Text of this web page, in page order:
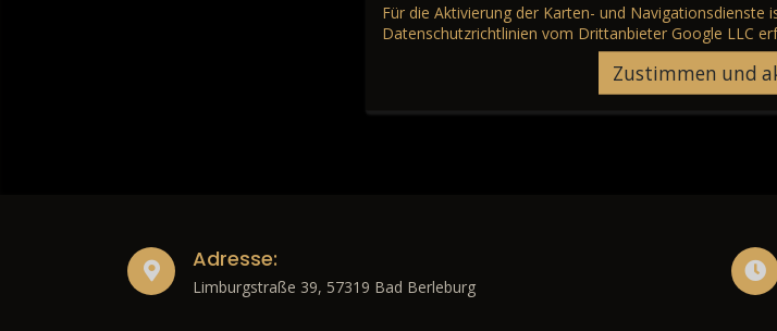
Für die Aktivierung der Karten- und Navigationsdienste
Datenschutzrichtlinien vom Drittanbieter Google LLC
Zustimmen und
Adresse:
Limburgstraße 39, 57319 Bad Berleburg